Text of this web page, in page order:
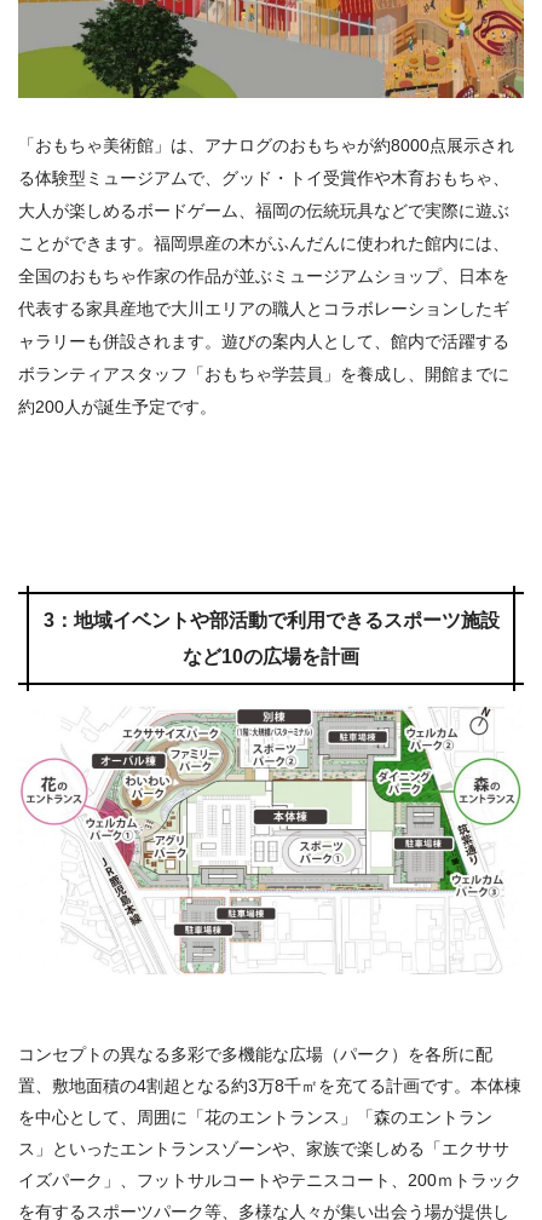
「おもちゃ美術館」は、アナログのおもちゃが約8000点展示され
る体験型ミュージアムで、グッド・トイ受賞作や木育おもちゃ、
大人が楽しめるボードゲーム、福岡の伝統玩具などで実際に遊ぶ
ことができます。福岡県産の木がふんだんに使われた館内には、
全国のおもちゃ作家の作品が並ぶミュージアムショップ、日本を
代表する家具産地で大川エリアの職人とコラボレーションしたギ
ャラリーも併設されます。遊びの案内人として、館内で活躍する
ボランティアスタッフ「おもちゃ学芸員」を養成し、開館までに
約200人が誕生予定です。
3：地域イベントや部活動で利用できるスポーツ施設
など10の広場を計画
コンセプトの異なる多彩で多機能な広場（パーク）を各所に配
置、敷地面積の4割超となる約3万8千㎡を充てる計画です。本体棟
を中心として、周囲に「花のエントランス」「森のエントラン
ス」といったエントランスゾーンや、家族で楽しめる「エクササ
イズパーク」、フットサルコートやテニスコート、200ｍトラック
を有するスポーツパーク等、多様な人々が集い出会う場が提供し